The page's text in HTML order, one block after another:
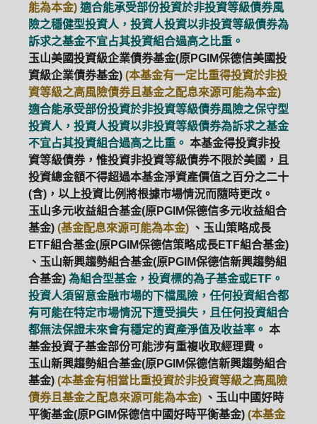
能為本金) 適合能承受部份投資於非投資等級債券風
險之穩健型投資人，投資人投資以非投資等級債券為
訴求之基金不宜占其投資組合過高之比重。
玉山美國投資級企業債券基金(原PGIM保德信美國投
資級企業債券基金) (本基金有一定比重得投資於非投
資等級之高風險債券且基金之配息來源可能為本金)
適合能承受部份投資於非投資等級債券風險之保守型
投資人，投資人投資以非投資等級債券為訴求之基金
不宜占其投資組合過高之比重。 本基金得投資非投
資等級債券，惟投資非投資等級債券不限於美國，且
投資總金額不得超過本基金淨資產價值之百分之二十
(含)，以上投資比例將根據市場情況而隨時更改。
玉山多元收益組合基金(原PGIM保德信多元收益組合
基金) (基金配息來源可能為本金) 、玉山策略成長
ETF組合基金(原PGIM保德信策略成長ETF組合基金)
、玉山新興趨勢組合基金(原PGIM保德信新興趨勢組
合基金) 為組合型基金，投資標的為子基金或ETF。
投資人須留意金融市場的下檔風險，任何投資組合都
有可能在特定市場情況下遭受損失，且任何投資組合
都無法保證未來會有穩定的資產淨值及收益率。 本
基金投資子基金部份可能涉有重複收取經理費。
玉山新興趨勢組合基金(原PGIM保德信新興趨勢組合
基金) (本基金有相當比重投資於非投資等級之高風險
債券且基金之配息來源可能為本金) 、玉山中國好時
平衡基金(原PGIM保德信中國好時平衡基金) (本基金